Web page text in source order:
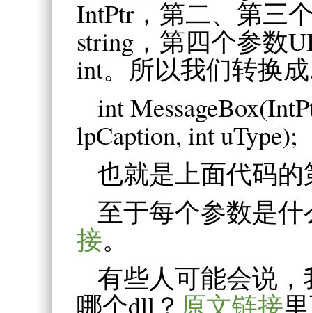
IntPtr，第二、第三
string，第四个参数
int。所以我们转换
int
lpCaption, int uType);
也就是上面代码的
至于每个参数是
接。
有些人可能会说
哪个dll？ 原文链接